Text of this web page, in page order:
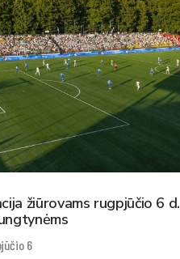
žiūrovams rugpjūčio 6 d.
6